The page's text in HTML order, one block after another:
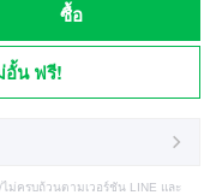
ซื้อ
อั้น ฟรี!
ม่ครบถ้วนตามเวอร์ชัน LINE และ